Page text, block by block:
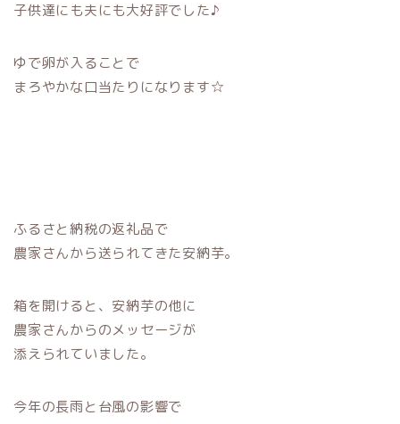
子供達にも夫にも大好評でした♪
ゆで卵が入ることで
まろやかな口当たりになります☆
ふるさと納税の返礼品で
農家さんから送られてきた安納芋。
箱を開けると、安納芋の他に
農家さんからのメッセージが
添えられていました。
今年の長雨と台風の影響で